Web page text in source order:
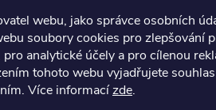
webu, jako správce osobních
soubory cookies pro zlepšování
pro analytické účely a pro cílenou
tohoto webu vyjadřujete
Více informacízde.